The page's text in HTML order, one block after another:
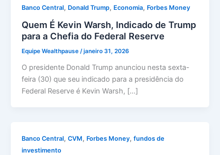
Banco Central, Donald Trump, Economia, Forbes Money
Quem É Kevin Warsh, Indicado de Trump
para a Chefia do Federal Reserve
Equipe Wealthpause /janeiro 31, 2026
O presidente Donald Trump anunciou nesta sexta-
feira (30) que seu indicado para a presidência do
Federal Reserve é Kevin Warsh, […]
Banco Central,CVM, Forbes Money,fundos de
investimento